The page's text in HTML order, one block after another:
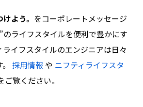
よう。 をコーポレートメッセージ
のライフスタイルを便利で豊かにす
ライフスタイルのエンジニアは日々
採用情報 や ニフティライフスタ
ご覧ください。